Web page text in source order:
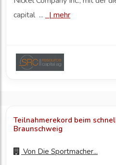
capital ...
| mehr
Teilnahmerekord beim
Braunschweig
Von Die Sportmacher...